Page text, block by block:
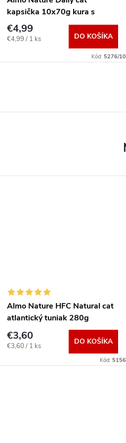
kapsička 10x70g kura s
kačkou
€4,99
Jednotková
€4,99 / 1 ks DO KOŠÍKA
Kód: 5276/10
Almo Nature HFC Natural cat
atlantický tuniak 280g
€3,60
Jednotková
€3,60 / 1 ks
DO KOŠÍKA
Kód: 5156